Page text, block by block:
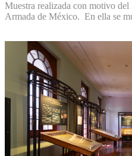
Muestra realizada con motivo
Armada de México. En ella se